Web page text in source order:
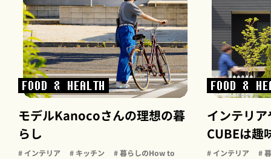
FOOD & HEALTH
モデルKanocoさんの理想の暮
らし
# インテリア # キッチン # 暮らしのHow to
FOOD &
インテリ
CUBEは趣
# インテリア #